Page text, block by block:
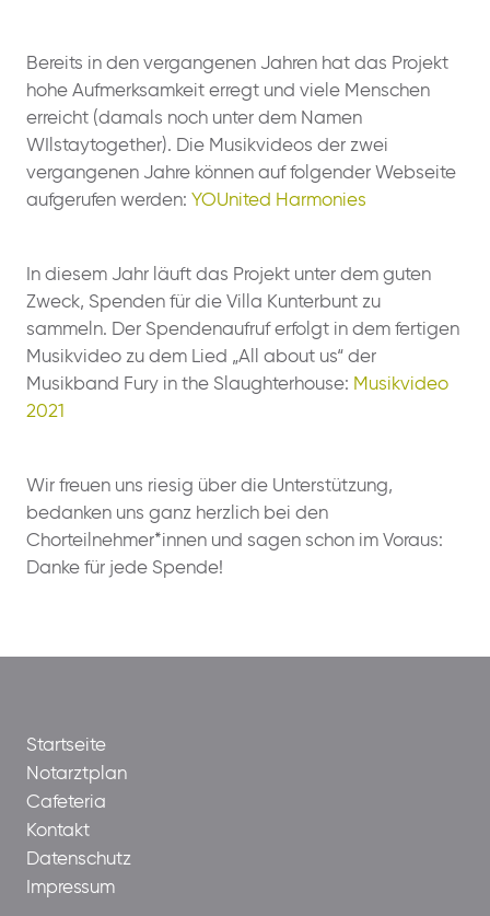
Bereits in den vergangenen Jahren hat das Projekt
hohe Aufmerksamkeit erregt und viele Menschen
erreicht (damals noch unter dem Namen
WIlstaytogether). Die Musikvideos der zwei
vergangenen Jahre können auf folgender Webseite
aufgerufen werden: YOUnited Harmonies
In diesem Jahr läuft das Projekt unter dem guten
Zweck, Spenden für die Villa Kunterbunt zu
sammeln. Der Spendenaufruf erfolgt in dem fertigen
Musikvideo zu dem Lied „All about us“ der
Musikband Fury in the Slaughterhouse: Musikvideo
2021
Wir freuen uns riesig über die Unterstützung,
bedanken uns ganz herzlich bei den
Chorteilnehmer*innen und sagen schon im Voraus:
Danke für jede Spende!
Startseite
Notarztplan
Cafeteria
Kontakt
Datenschutz
Impressum